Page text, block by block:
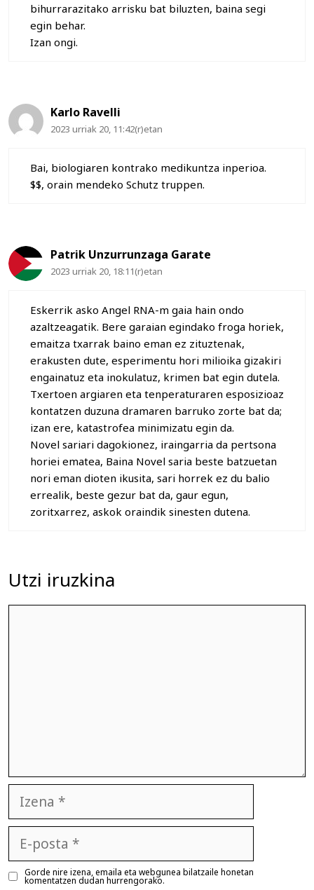
bihurrarazitako arrisku bat biluzten, baina segi
egin behar.
Izan ongi.
Karlo Ravelli
2023 urriak 20, 11:42(r)etan
Bai, biologiaren kontrako medikuntza inperioa.
$$, orain mendeko Schutz truppen.
Patrik Unzurrunzaga Garate
2023 urriak 20, 18:11(r)etan
Eskerrik asko Angel RNA-m gaia hain ondo
azaltzeagatik. Bere garaian egindako froga horiek,
emaitza txarrak baino eman ez zituztenak,
erakusten dute, esperimentu hori milioika gizakiri
engainatuz eta inokulatuz, krimen bat egin dutela.
Txertoen argiaren eta tenperaturaren esposizioaz
kontatzen duzuna dramaren barruko zorte bat da;
izan ere, katastrofea minimizatu egin da.
Novel sariari dagokionez, iraingarria da pertsona
horiei ematea, Baina Novel saria beste batzuetan
nori eman dioten ikusita, sari horrek ez du balio
errealik, beste gezur bat da, gaur egun,
zoritxarrez, askok oraindik sinesten dutena.
Utzi iruzkina
posta
Gorde nire izena, emaila eta webgunea bilatzaile honetan
komentatzen dudan hurrengorako.